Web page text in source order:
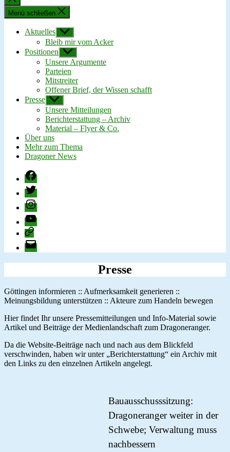
schließen
Menü schließen
Aktuelles Untermenü
anzeigen
Bleib mir vom Acker
Positionen Untermenü
anzeigen
Unsere Argumente
Parteien
Mitstreiter
Offener Brief, der Wissen schafft
Presse Untermenü
anzeigen
Unsere Mitteilungen
Berichterstattung – Archiv
Material – Flyer & Co.
Über uns
Mehr zum Thema
Dragoner News
Facebook
Twitter
Instagram
YouTube
change.org
E-
Mail
Presse
Göttingen informieren :: Aufmerksamkeit generieren ::
Meinungsbildung unterstützen :: Akteure zum Handeln bewegen
Hier findet Ihr unsere Pressemitteilungen und Info-Material sowie
Artikel und Beiträge der Medienlandschaft zum Dragoneranger.
Da die Website-Beiträge nach und nach aus dem Blickfeld
verschwinden, haben wir unter „Berichterstattung“ ein Archiv mit
den Links zu den einzelnen Artikeln angelegt.
Bauausschusssitzung:
Dragoneranger weiter in der
Schwebe; Verwaltung muss
nachbessern